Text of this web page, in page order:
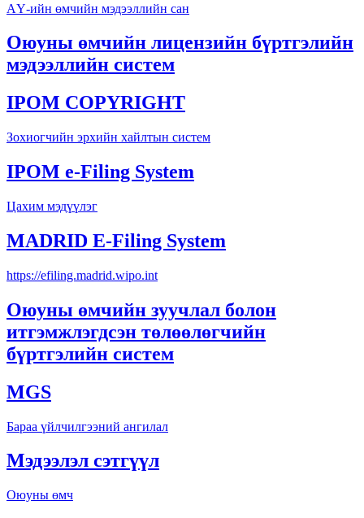
АҮ-ийн өмчийн мэдээллийн сан
Оюуны өмчийн лицензийн бүртгэлийн
мэдээллийн систем
IPOM COPYRIGHT
Зохиогчийн эрхийн хайлтын систем
IPOM e-Filing System
Цахим мэдүүлэг
MADRID E-Filing System
https://efiling.madrid.wipo.int
Оюуны өмчийн зуучлал болон
итгэмжлэгдсэн төлөөлөгчийн
бүртгэлийн систем
MGS
Бараа үйлчилгээний ангилал
Мэдээлэл сэтгүүл
Оюуны өмч